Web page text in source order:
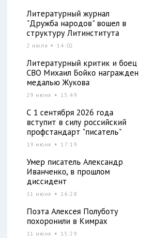
Литературный журнал
"Дружба народов" вошел в
структуру Литинститута
2 июля 14:02
Литературный критик и боец
СВО Михаил Бойко награжден
медалью Жукова
29 июня 15:49
С 1 сентября 2026 года
вступит в силу российский
профстандарт "писатель"
19 июня 17:19
Умер писатель Александр
Иванченко, в прошлом
диссидент
11 июня 16:28
Поэта Алексея Полуботу
похоронили в Кимрах
11 июня 15:29